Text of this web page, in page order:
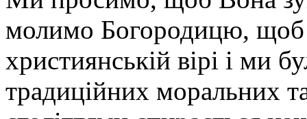
молимо Богородицю, щоб
християнській вірі і ми
традиційних моральних